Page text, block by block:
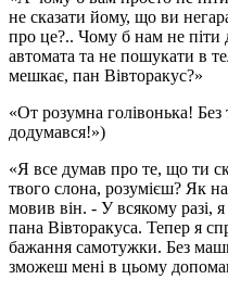
не сказати йому, що ви
про це?.. Чому б нам не
автомата та не пошукати в
мешкає, пан Вівторакус?»
«От розумна голівонька!
додумався!»)
«Я все думав про те, що ти
твого слона, розумієш? Як
мовив він. - У всякому разі,
пана Вівторакуса. Тепер я
бажання самотужки. Без
зможеш мені в цьому